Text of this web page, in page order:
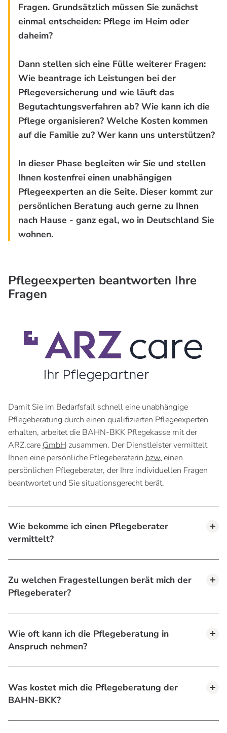
Fragen. Grundsätzlich müssen Sie zunächst
einmal entscheiden: Pflege im Heim oder
daheim?
Dann stellen sich eine Fülle weiterer Fragen:
Wie beantrage ich Leistungen bei der
Pflegeversicherung und wie läuft das
Begutachtungsverfahren ab? Wie kann ich die
Pflege organisieren? Welche Kosten kommen
auf die Familie zu? Wer kann uns unterstützen?
In dieser Phase begleiten wir Sie und stellen
Ihnen kostenfrei einen unabhängigen
Pflegeexperten an die Seite. Dieser kommt zur
persönlichen Beratung auch gerne zu Ihnen
nach Hause - ganz egal, wo in Deutschland Sie
wohnen.
Pflegeexperten beantworten Ihre
Fragen
Damit Sie im Bedarfsfall schnell eine unabhängige
Pflegeberatung durch einen qualifizierten Pflegeexperten
erhalten, arbeitet die BAHN-BKK Pflegekasse mit der
ARZ.careGmbH zusammen. Der Dienstleister vermittelt
Ihnen eine persönliche Pflegeberaterin bzw.einen
persönlichen Pflegeberater, der Ihre individuellen Fragen
beantwortet und Sie situationsgerecht berät.
Wie bekomme ich einen Pflegeberater
vermittelt?
Zu welchen Fragestellungen berät mich der
Pflegeberater?
Wie oft kann ich die Pflegeberatung in
Anspruch nehmen?
Was kostet mich die Pflegeberatung der
BAHN-BKK?